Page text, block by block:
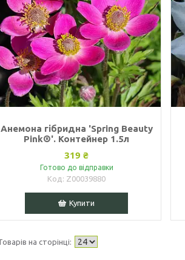
Анемона гібридна 'Spring Beauty
Pink®'. Контейнер 1.5л
319 ₴
Готово до відправки
Z00039880
Купити